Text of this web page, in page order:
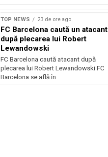
TOP NEWS 23 de ore ago
FC Barcelona caută un atacant
după plecarea lui Robert
Lewandowski
FC Barcelona caută atacant după
plecarea lui Robert Lewandowski FC
Barcelona se află în...